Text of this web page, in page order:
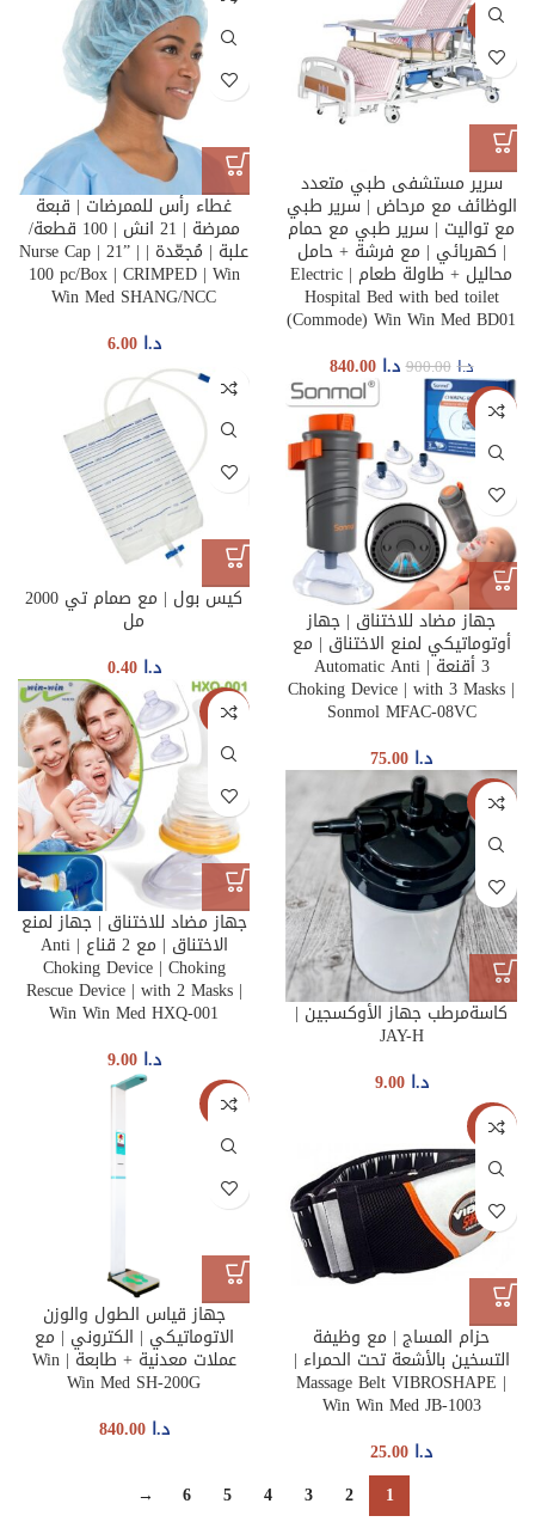
جديدنا
سرير مستشفى طبي متعدد
الوظائف مع مرحاض | سرير طبي
مع تواليت | سرير طبي مع حمام
| كهربائي | مع فرشة + حامل
محاليل + طاولة طعام | Electric
Hospital Bed with bed toilet
(Commode) Win Win Med BD01
د.ا 900.00 د.ا 840.00
غطاء رأس للممرضات | قبعة
ممرضة | 21 انش | 100 قطعة/
علبة | مُجعّدة | Nurse Cap | 21” |
100 pc/Box | CRIMPED | Win
Win Med SHANG/NCC
د.ا 6.00
كيس بول | مع صمام تي 2000
مل
د.ا 0.40
جديدنا
جهاز مضاد للاختناق | جهاز
أوتوماتيكي لمنع الاختناق | مع
3 أقنعة | Automatic Anti
Choking Device | with 3 Masks |
Sonmol MFAC-08VC
د.ا 75.00
جديدنا
جهاز مضاد للاختناق | جهاز لمنع
الاختناق | مع 2 قناع | Anti
Choking Device | Choking
Rescue Device | with 2 Masks |
Win Win Med HXQ-001
د.ا 9.00
جديدنا
كاسةمرطب جهاز الأوكسجين |
JAY-H
د.ا 9.00
جديدنا
جهاز قياس الطول والوزن
الاتوماتيكي | الكتروني | مع
عملات معدنية + طابعة | Win
Win Med SH-200G
د.ا 840.00
جديدنا
حزام المساج | مع وظيفة
التسخين بالأشعة تحت الحمراء |
Massage Belt VIBROSHAPE |
Win Win Med JB-1003
د.ا 25.00
1
2
3
4
5
6
→